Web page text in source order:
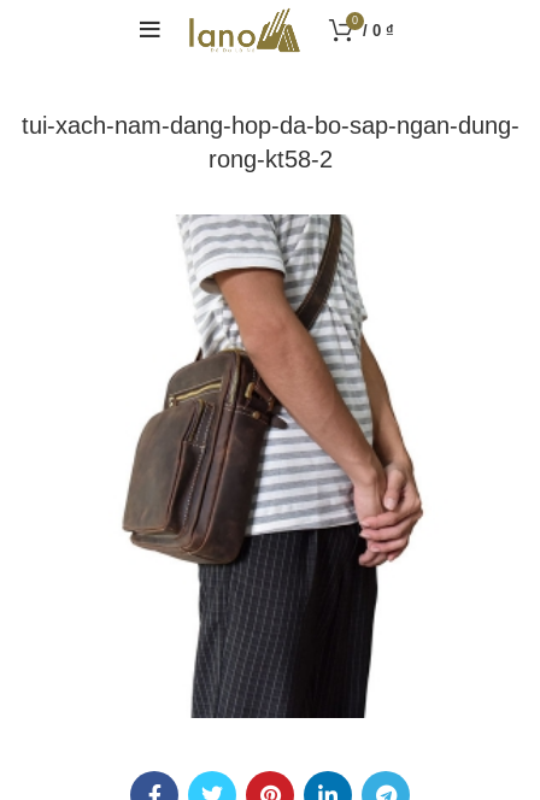
0
/ 0 ₫
tui-xach-nam-dang-hop-da-bo-sap-ngan-dung-
rong-kt58-2